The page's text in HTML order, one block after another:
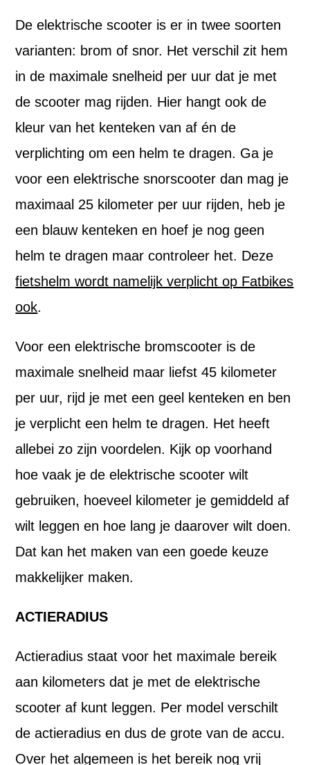
De elektrische scooter is er in twee soorten
varianten: brom of snor. Het verschil zit hem
in de maximale snelheid per uur dat je met
de scooter mag rijden. Hier hangt ook de
kleur van het kenteken van af én de
verplichting om een helm te dragen. Ga je
voor een elektrische snorscooter dan mag je
maximaal 25 kilometer per uur rijden, heb je
een blauw kenteken en hoef je nog geen
helm te dragen maar controleer het. Deze
fietshelm wordt namelijk verplicht op Fatbikes
ook.
Voor een elektrische bromscooter is de
maximale snelheid maar liefst 45 kilometer
per uur, rijd je met een geel kenteken en ben
je verplicht een helm te dragen. Het heeft
allebei zo zijn voordelen. Kijk op voorhand
hoe vaak je de elektrische scooter wilt
gebruiken, hoeveel kilometer je gemiddeld af
wilt leggen en hoe lang je daarover wilt doen.
Dat kan het maken van een goede keuze
makkelijker maken.
ACTIERADIUS
Actieradius staat voor het maximale bereik
aan kilometers dat je met de elektrische
scooter af kunt leggen. Per model verschilt
de actieradius en dus de grote van de accu.
Over het algemeen is het bereik nog vrij